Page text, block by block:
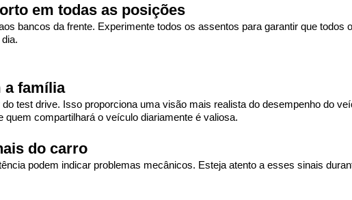
em todas as posições
bancos da frente. Experimente todos os assentos para garantir que
a família
test drive. Isso proporciona uma visão mais realista do desempenho do
quem compartilhará o veículo diariamente é valiosa.
do carro
podem indicar problemas mecânicos. Esteja atento a esses sinais